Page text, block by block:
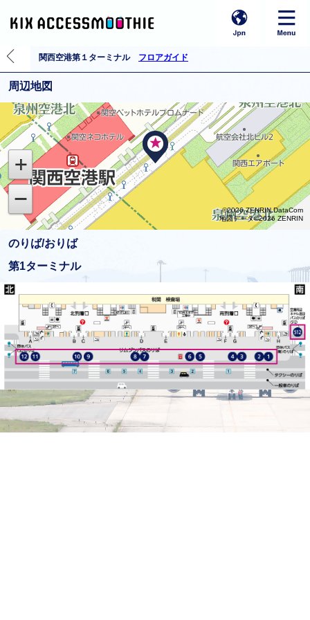
関西空港第１ターミナル フロアガイド
周辺地図
©2026 ZENRIN DataCom
地図データ©2026 ZENRIN
のりば/おりば
第1ターミナル